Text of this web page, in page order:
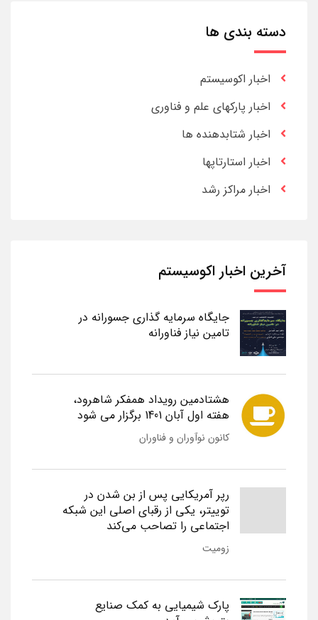
دسته بندی ها
اخبار اکوسیستم
اخبار پارکهای علم و فناوری
اخبار شتابدهنده ها
اخبار استارتاپها
اخبار مراکز رشد
آخرین اخبار اکوسیستم
جایگاه سرمایه گذاری جسورانه در
تامین نیاز فناورانه
هشتادمین رویداد همفکر شاهرود،
هفته اول آبان 1401 برگزار می شود
کانون نوآوران و فناوران
رپر آمریکایی پس از بن شدن در
توییتر، یکی از رقبای اصلی این شبکه
اجتماعی را تصاحب می‌کند
زومیت
پارک شیمیایی به کمک صنایع